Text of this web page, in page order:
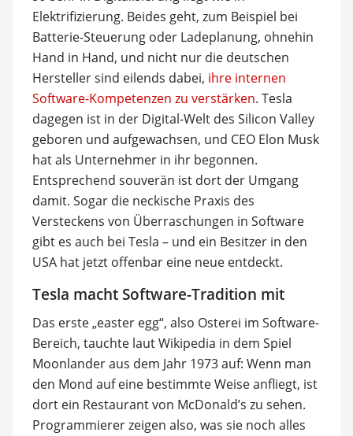
Elektrifizierung. Beides geht, zum Beispiel bei
Batterie-Steuerung oder Ladeplanung, ohnehin
Hand in Hand, und nicht nur die deutschen
Hersteller sind eilends dabei, ihre internen
Software-Kompetenzen zu verstärken. Tesla
dagegen ist in der Digital-Welt des Silicon Valley
geboren und aufgewachsen, und CEO Elon Musk
hat als Unternehmer in ihr begonnen.
Entsprechend souverän ist dort der Umgang
damit. Sogar die neckische Praxis des
Versteckens von Überraschungen in Software
gibt es auch bei Tesla – und ein Besitzer in den
USA hat jetzt offenbar eine neue entdeckt.
Tesla macht Software-Tradition mit
Das erste „easter egg“, also Osterei im Software-
Bereich, tauchte laut Wikipedia in dem Spiel
Moonlander aus dem Jahr 1973 auf: Wenn man
den Mond auf eine bestimmte Weise anfliegt, ist
dort ein Restaurant von McDonald’s zu sehen.
Programmierer zeigen also, was sie noch alles